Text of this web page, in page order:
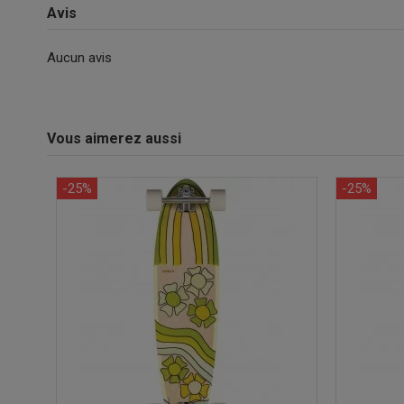
Avis
Aucun avis
Vous aimerez aussi
-25% -25%